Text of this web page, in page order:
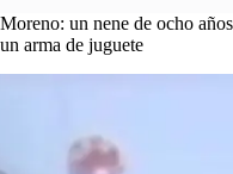
Moreno: un nene de ocho
un arma de juguete